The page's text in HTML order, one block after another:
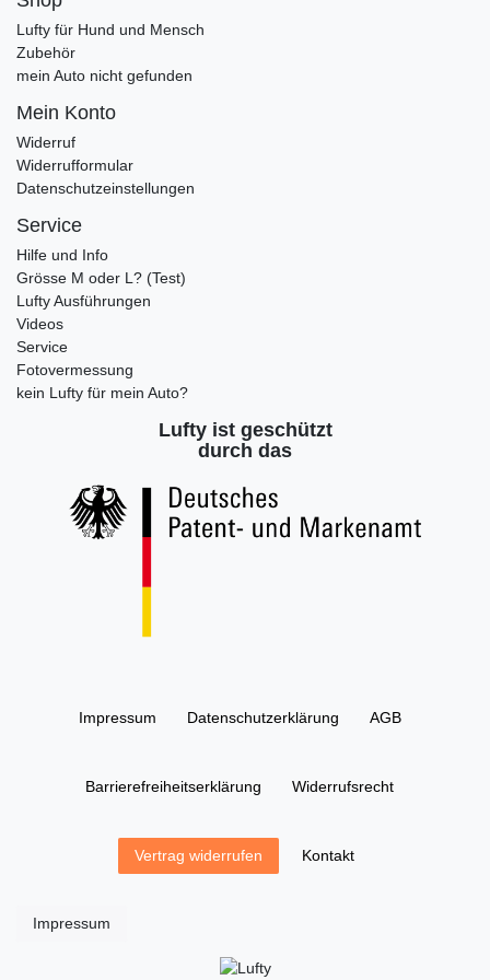
Lufty für Hund und Mensch
Zubehör
mein Auto nicht gefunden
Mein Konto
Widerruf
Widerrufformular
Datenschutzeinstellungen
Service
Hilfe und Info
Grösse M oder L? (Test)
Lufty Ausführungen
Videos
Service
Fotovermessung
kein Lufty für mein Auto?
Lufty ist geschützt
durch das
Impressum Daten­schutz­erklärung AGB
Barrierefreiheitserklärung Widerrufs­recht
Vertrag widerrufen Kontakt
Impressum